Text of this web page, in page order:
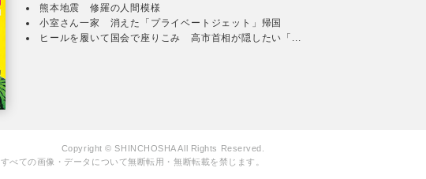
熊本地震 修羅の人間模様
小室さん一家 消えた「プライベートジェット」帰国
ヒールを履いて国会で座りこみ 高市首相が隠したい「...
Copyright © SHINCHOSHA All Rights Reserved.
すべての画像・データについて無断転用・無断転載を禁じます。